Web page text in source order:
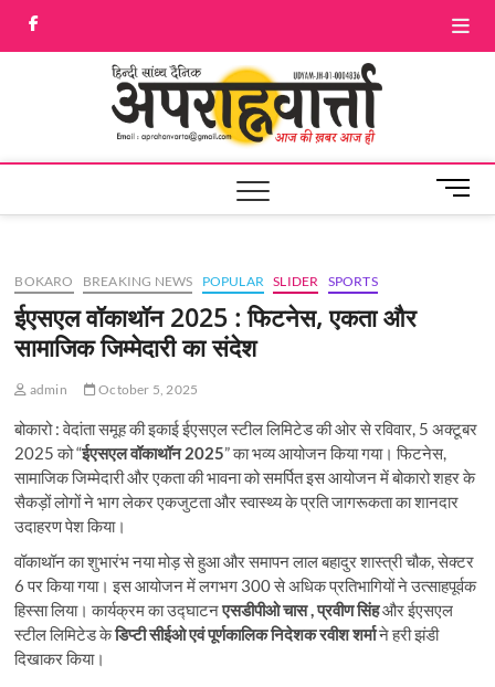
facebook
M
e
BOKARO BREAKING NEWS POPULAR SLIDER SPORTS
ईएसएल वॉकाथॉन 2025 : फिटनेस, एकता और
सामाजिक जिम्मेदारी का संदेश
admin October 5, 2025
बोकारो : वेदांता समूह की इकाई ईएसएल स्टील लिमिटेड की ओर से रविवार, 5 अक्टूबर
2025 को “ईएसएल वॉकाथॉन 2025” का भव्य आयोजन किया गया। फिटनेस,
सामाजिक जिम्मेदारी और एकता की भावना को समर्पित इस आयोजन में बोकारो शहर के
सैकड़ों लोगों ने भाग लेकर एकजुटता और स्वास्थ्य के प्रति जागरूकता का शानदार
उदाहरण पेश किया।
वॉकाथॉन का शुभारंभ नया मोड़ से हुआ और समापन लाल बहादुर शास्त्री चौक, सेक्टर
6 पर किया गया। इस आयोजन में लगभग 300 से अधिक प्रतिभागियों ने उत्साहपूर्वक
हिस्सा लिया। कार्यक्रम का उद्घाटनएसडीपीओ चास , प्रवीण सिंहऔर ईएसएल
स्टील लिमिटेड केडिप्टी सीईओ एवं पूर्णकालिक निदेशक रवीश शर्माने हरी झंडी
दिखाकर किया।